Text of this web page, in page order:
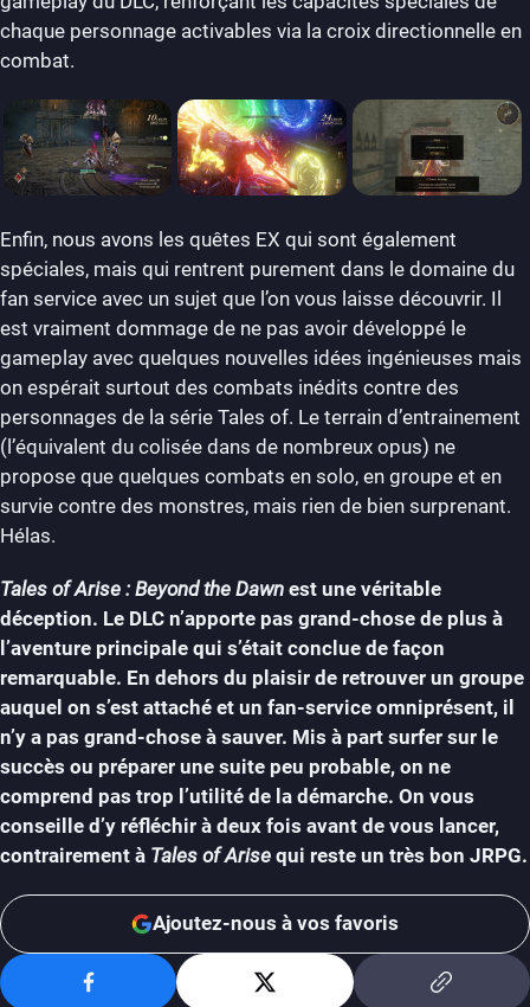
chaque personnage activables via la croix directionnelle en
combat.
Enfin, nous avons les quêtes EX qui sont également
spéciales, mais qui rentrent purement dans le domaine du
fan service avec un sujet que l’on vous laisse découvrir. Il
est vraiment dommage de ne pas avoir développé le
gameplay avec quelques nouvelles idées ingénieuses mais
on espérait surtout des combats inédits contre des
personnages de la série Tales of. Le terrain d’entrainement
(l’équivalent du colisée dans de nombreux opus) ne
propose que quelques combats en solo, en groupe et en
survie contre des monstres, mais rien de bien surprenant.
Hélas.
Tales of Arise : Beyond the Dawn est une véritable
déception. Le DLC n’apporte pas grand-chose de plus à
l’aventure principale qui s’était conclue de façon
remarquable. En dehors du plaisir de retrouver un groupe
auquel on s’est attaché et un fan-service omniprésent, il
n’y a pas grand-chose à sauver. Mis à part surfer sur le
succès ou préparer une suite peu probable, on ne
comprend pas trop l’utilité de la démarche. On vous
conseille d’y réfléchir à deux fois avant de vous lancer,
contrairement à Tales of Arise qui reste un très bon JRPG.
Ajoutez-nous à vos favoris